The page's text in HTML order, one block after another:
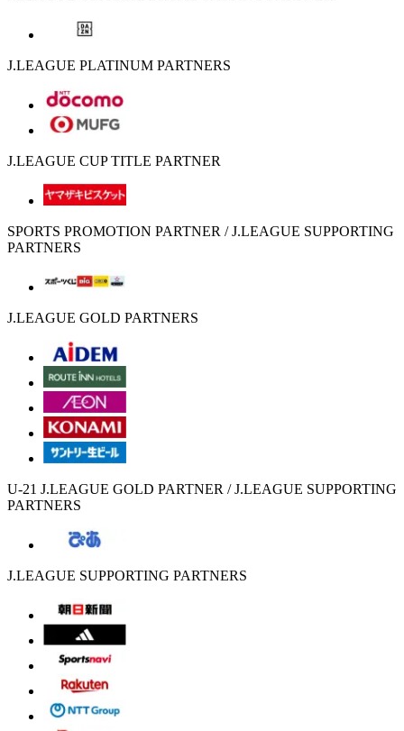
J.LEAGUE PLATINUM PARTNERS
J.LEAGUE CUP TITLE PARTNER
SPORTS PROMOTION PARTNER / J.LEAGUE SUPPORTING
PARTNERS
J.LEAGUE GOLD PARTNERS
U-21 J.LEAGUE GOLD PARTNER / J.LEAGUE SUPPORTING
PARTNERS
J.LEAGUE SUPPORTING PARTNERS